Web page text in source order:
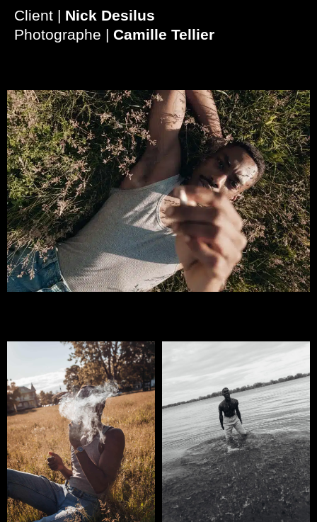
Client | Nick Desilus
Photographe | Camille Tellier